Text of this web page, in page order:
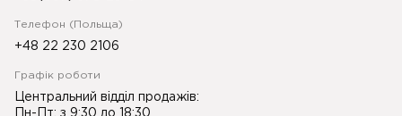
Телефон (Польща)
+48 22 230 2106
Графік роботи
Центральний відділ продажів:
Пн-Пт: з 9:30 до 18:30